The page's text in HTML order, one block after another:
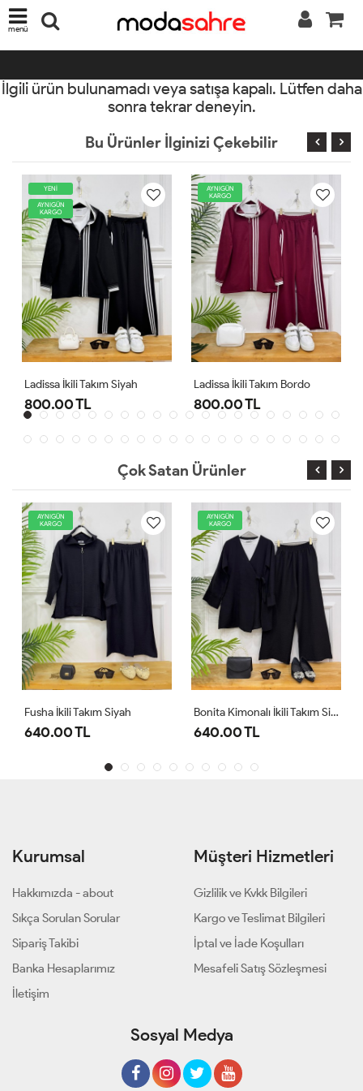
menü
İlgili ürün bulunamadı veya satışa kapalı. Lütfen daha
sonra tekrar deneyin.
Bu Ürünler İlginizi Çekebilir
AYNIGÜN
KARGO
İkili Takım Siyah
TL
AYNIGÜN
KARGO
Ladissa İkili Takım Bordo
800.00 TL
Çok Satan Ürünler
AYNIGÜN
KARGO
Fusha İkili Takım Siyah
640.00 TL
AYNIGÜN
KARGO
Bonita Kimonalı İkili Takım Siyah
640.00 TL
Kurumsal
Hakkımızda - about
Sıkça Sorulan Sorular
Sipariş Takibi
Banka Hesaplarımız
İletişim
Müşteri Hizmetleri
Gizlilik ve Kvkk Bilgileri
Kargo ve Teslimat Bilgileri
İptal ve İade Koşulları
Mesafeli Satış Sözleşmesi
Sosyal Medya